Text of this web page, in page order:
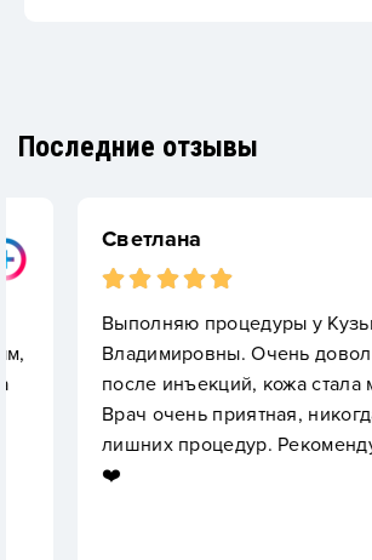
Последние отзывы
Светлана
Выполняю процедуры у
Владимировны. Очень довольна
после инъекций, кожа стала
Врач очень приятная, никогда не
лишних процедур. Рекомендую